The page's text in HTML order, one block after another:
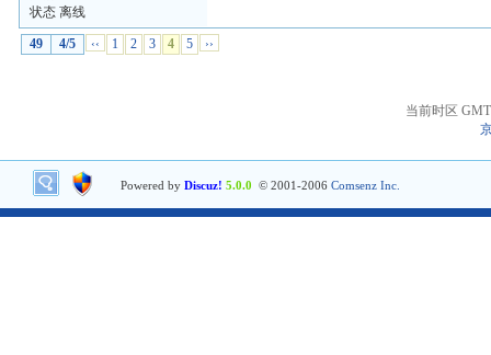
状态 离线
49 4/5 ‹‹ 1 2 3 4 5 ››
当前时区
Powered by Discuz! 5.0.0 © 2001-2006 Comsenz Inc.